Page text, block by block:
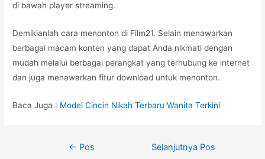
di bawah player streaming.
Demikianlah cara menonton di Film21. Selain menawarkan
berbagai macam konten yang dapat Anda nikmati dengan
mudah melalui berbagai perangkat yang terhubung ke internet
dan juga menawarkan fitur download untuk menonton.
Baca Juga : Model Cincin Nikah Terbaru Wanita Terkini
← Pos
Selanjutnya Pos